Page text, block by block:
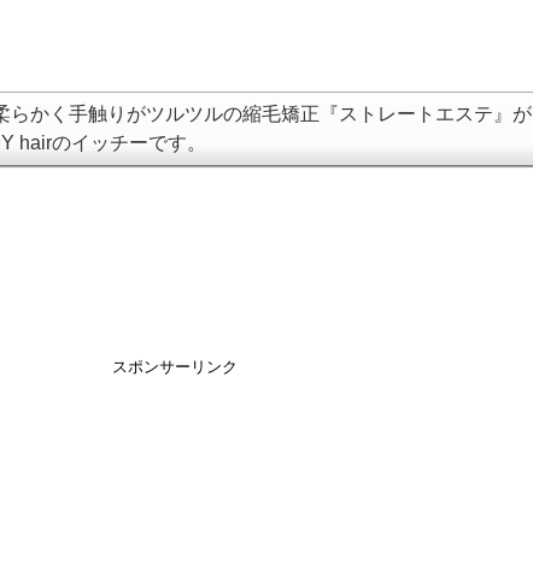
らかく手触りがツルツルの縮毛矯正『ストレートエステ』が
hairのイッチーです。
スポンサーリンク